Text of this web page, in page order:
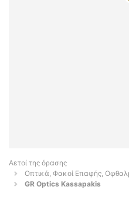
Αετοί της όρασης
Οπτικά, Φακοί Επαφής,
GR Optics Kassapakis